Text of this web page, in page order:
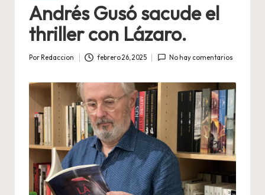
Andrés Gusó sacude el
thriller con Lázaro.
Por Redaccion febrero 26, 2025 No hay comentarios